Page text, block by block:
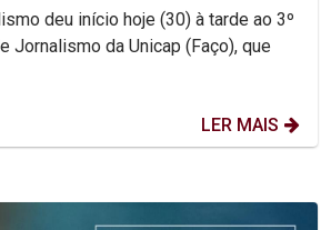
deu início hoje (30) à tarde ao 3º
Jornalismo da Unicap (Faço), que
LER MAIS